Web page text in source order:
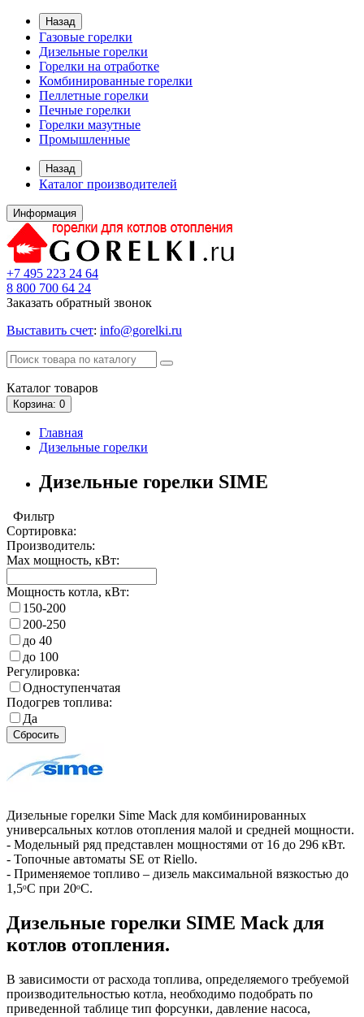
Назад
Газовые горелки
Дизельные горелки
Горелки на отработке
Комбинированные горелки
Пеллетные горелки
Печные горелки
Горелки мазутные
Промышленные
Назад
Каталог производителей
Информация
+7 495 223 24 64
8 800 700 64 24
Заказать обратный звонок
Выставить счет: info@gorelki.ru
Каталог товаров
Корзина: 0
Главная
Дизельные горелки
Дизельные горелки SIME
Фильтр
Сортировка:
Производитель:
Max мощность, кВт:
Мощность котла, кВт:
150-200
200-250
до 40
до 100
Регулировка:
Одноступенчатая
Подогрев топлива:
Да
Сбросить
Дизельные горелки Sime Mack для комбинированных
универсальных котлов отопления малой и средней мощности.
- Модельный ряд представлен мощностями от 16 до 296 кВт.
- Топочные автоматы SE от Riello.
- Применяемое топливо – дизель максимальной вязкостью до
1,5ᵒС при 20ᵒС.
Дизельные горелки SIME Mack для
котлов отопления.
В зависимости от расхода топлива, определяемого требуемой
производительностью котла, необходимо подобрать по
приведенной таблице тип форсунки, давление насоса,